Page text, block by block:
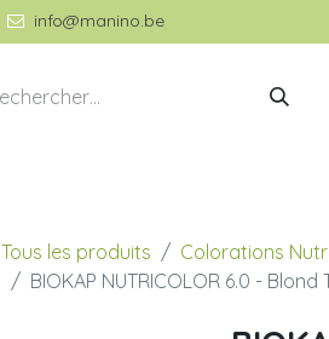
info@manino.be
Tous les produits
Colorations
BIOKAP NUTRICOLOR 6.0 - Blond